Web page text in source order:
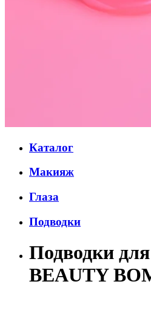
Каталог
Макияж
Глаза
Подводки
Подводки для
BEAUTY